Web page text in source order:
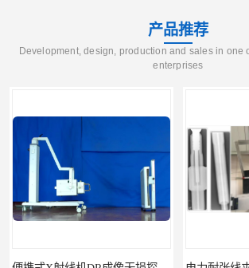
产品推荐
Development, design, production and sales in one
enterprises